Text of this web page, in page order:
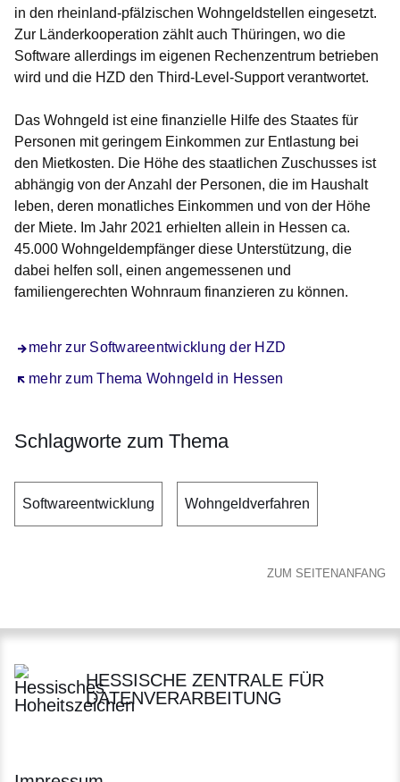
in den rheinland-pfälzischen Wohngeldstellen eingesetzt.
Zur Länderkooperation zählt auch Thüringen, wo die
Software allerdings im eigenen Rechenzentrum betrieben
wird und die HZD den Third-Level-Support verantwortet.
Das Wohngeld ist eine finanzielle Hilfe des Staates für
Personen mit geringem Einkommen zur Entlastung bei
den Mietkosten. Die Höhe des staatlichen Zuschusses ist
abhängig von der Anzahl der Personen, die im Haushalt
leben, deren monatliches Einkommen und von der Höhe
der Miete. Im Jahr 2021 erhielten allein in Hessen ca.
45.000 Wohngeldempfänger diese Unterstützung, die
dabei helfen soll, einen angemessenen und
familiengerechten Wohnraum finanzieren zu können.
mehr zur Softwareentwicklung der HZD
mehr zum Thema Wohngeld in Hessen
Öffnet sich in einem neuen Fenster
Schlagworte zum Thema
Softwareentwicklung Wohngeldverfahren
ZUM SEITENANFANG
HESSISCHE ZENTRALE FÜR
DATENVERARBEITUNG